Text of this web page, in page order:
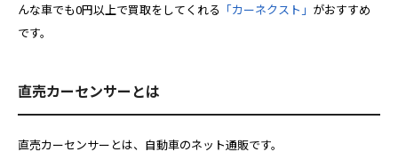
んな車でも0円以上で買取をしてくれる 「カーネクスト」 がおすすめ
です。
直売カーセンサーとは
直売カーセンサーとは、自動車のネット通販です。